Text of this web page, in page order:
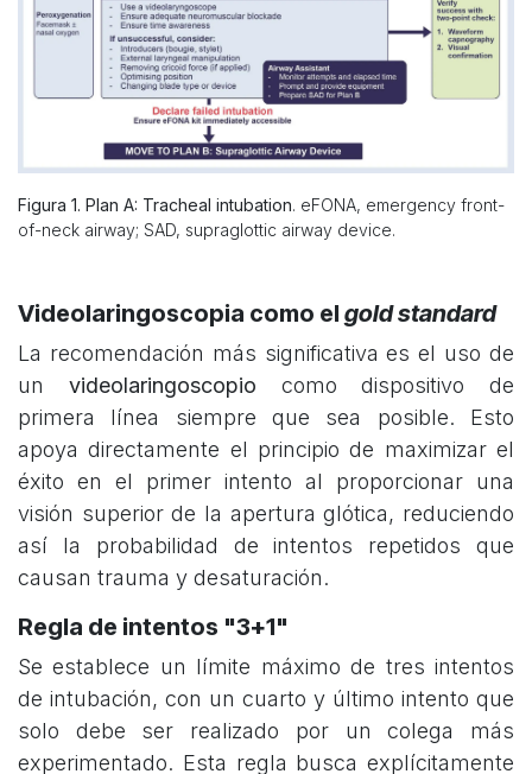
Figura 1. Plan A: Tracheal intubation. eFONA, emergency front-
of-neck airway; SAD, supraglottic airway device.
Videolaringoscopia como el gold standard
La recomendación más significativa es el uso de
un videolaringoscopio como dispositivo de
primera línea siempre que sea posible. Esto
apoya directamente el principio de maximizar el
éxito en el primer intento al proporcionar una
visión superior de la apertura glótica, reduciendo
así la probabilidad de intentos repetidos que
causan trauma y desaturación.
Regla de intentos "3+1"
Se establece un límite máximo de tres intentos
de intubación, con un cuarto y último intento que
solo debe ser realizado por un colega más
experimentado. Esta regla busca explícitamente